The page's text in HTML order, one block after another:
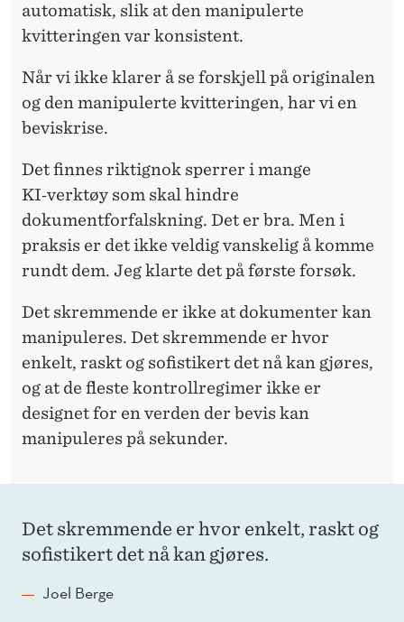
automatisk, slik at den manipulerte
kvitteringen var konsistent.
Når vi ikke klarer å se forskjell på originalen
og den manipulerte kvitteringen, har vi en
beviskrise.
Det finnes riktignok sperrer i mange
KI‑verktøy som skal hindre
dokumentforfalskning. Det er bra. Men i
praksis er det ikke veldig vanskelig å komme
rundt dem. Jeg klarte det på første forsøk.
Det skremmende er ikke at dokumenter kan
manipuleres. Det skremmende er hvor
enkelt, raskt og sofistikert det nå kan gjøres,
og at de fleste kontrollregimer ikke er
designet for en verden der bevis kan
manipuleres på sekunder.
Det skremmende er hvor enkelt, raskt og
sofistikert det nå kan gjøres.
Joel Berge